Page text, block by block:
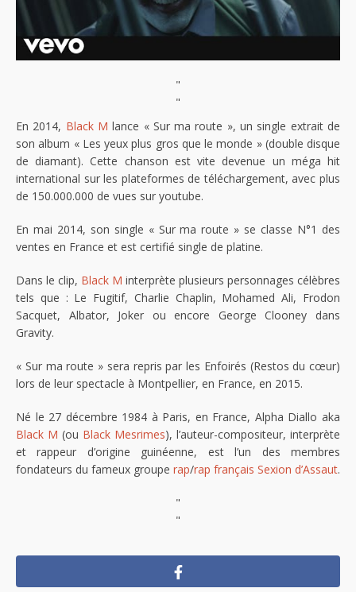
"
"
En 2014, Black M lance « Sur ma route », un single extrait de
son album « Les yeux plus gros que le monde » (double disque
de diamant). Cette chanson est vite devenue un méga hit
international sur les plateformes de téléchargement, avec plus
de 150.000.000 de vues sur youtube.
En mai 2014, son single « Sur ma route » se classe N°1 des
ventes en France et est certifié single de platine.
Dans le clip, Black M interprète plusieurs personnages célèbres
tels que : Le Fugitif, Charlie Chaplin, Mohamed Ali, Frodon
Sacquet, Albator, Joker ou encore George Clooney dans
Gravity.
« Sur ma route » sera repris par les Enfoirés (Restos du cœur)
lors de leur spectacle à Montpellier, en France, en 2015.
Né le 27 décembre 1984 à Paris, en France, Alpha Diallo aka
Black M (ou Black Mesrimes), l’auteur-compositeur, interprète
et rappeur d’origine guinéenne, est l’un des membres
fondateurs du fameux groupe rap/rap français Sexion d’Assaut.
"
"